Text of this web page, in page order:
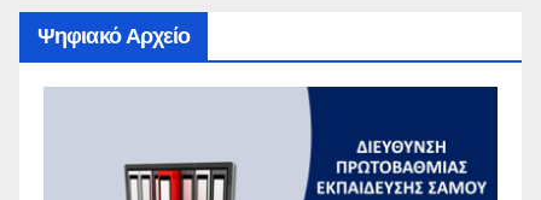
Ψηφιακό Αρχείο